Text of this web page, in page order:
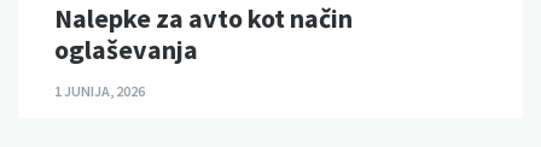
Nalepke za avto kot način
oglaševanja
1 JUNIJA, 2026